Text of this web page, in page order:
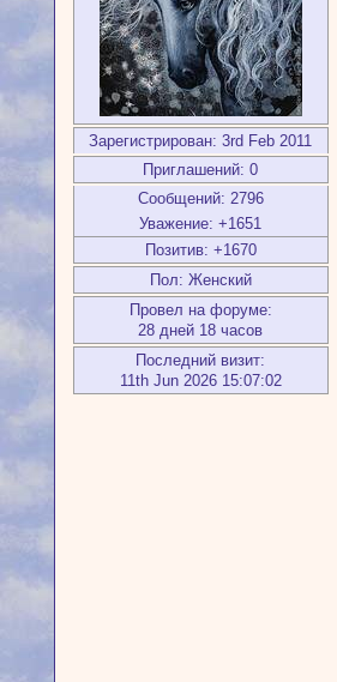
Зарегистрирован: 3rd Feb 2011
Приглашений: 0
Сообщений: 2796
Уважение: +1651
Позитив: +1670
Пол: Женский
Провел на форуме:
28 дней 18 часов
Последний визит:
11th Jun 2026 15:07:02